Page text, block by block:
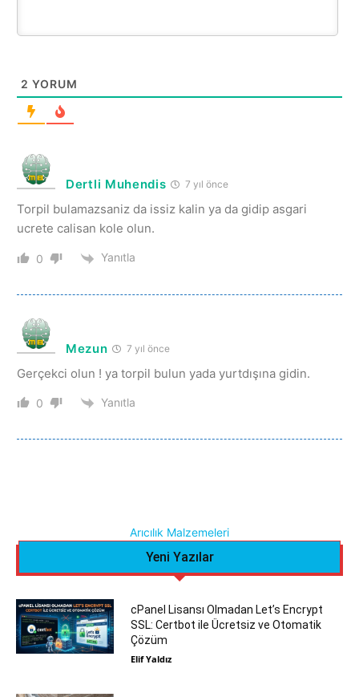
2 YORUM
Dertli Muhendis 7 yıl önce
Torpil bulamazsaniz da issiz kalin ya da gidip asgari
ucrete calisan kole olun.
0 Yanıtla
Mezun 7 yıl önce
Gerçekci olun ! ya torpil bulun yada yurtdışına gidin.
0 Yanıtla
Arıcılık Malzemeleri
Yeni Yazılar
cPanel Lisansı Olmadan Let’s Encrypt
SSL: Certbot ile Ücretsiz ve Otomatik
Çözüm
Elif Yaldız